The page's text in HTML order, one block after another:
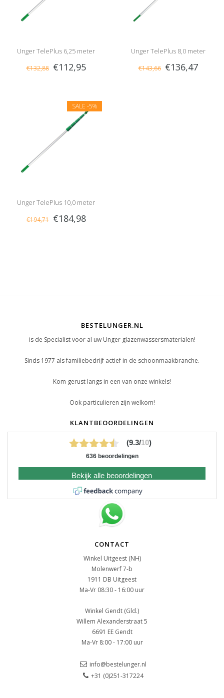
Unger TelePlus 6,25 meter
€132,88 €112,95
Unger TelePlus 8,0 meter
€143,66 €136,47
SALE -5%
Unger TelePlus 10,0 meter
€194,71 €184,98
BESTELUNGER.NL
is de Specialist voor al uw Unger glazenwassersmaterialen!
Sinds 1977 als familiebedrijf actief in de schoonmaakbranche.
Kom gerust langs in een van onze winkels!
Ook particulieren zijn welkom!
KLANTBEOORDELINGEN
(9.3/10)
636 beoordelingen
Bekijk alle beoordelingen
CONTACT
Winkel Uitgeest (NH)
Molenwerf 7-b
1911 DB Uitgeest
Ma-Vr 08:30 - 16:00 uur
Winkel Gendt (Gld.)
Willem Alexanderstraat 5
6691 EE Gendt
Ma-Vr 8:00 - 17:00 uur
info@bestelunger.nl
+31 (0)251-317224